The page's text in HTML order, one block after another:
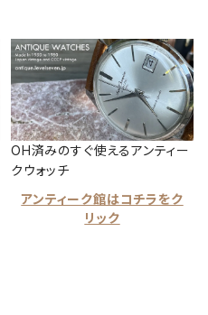
OH済みのすぐ使えるアンティー
クウォッチ
アンティーク館はコチラをク
リック